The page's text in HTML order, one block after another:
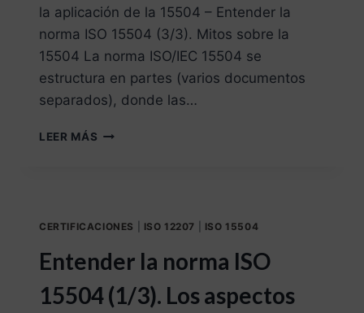
la aplicación de la 15504 – Entender la
norma ISO 15504 (3/3). Mitos sobre la
15504 La norma ISO/IEC 15504 se
estructura en partes (varios documentos
separados), donde las…
LEER MÁS
CERTIFICACIONES ISO 12207 ISO 15504
Entender la norma ISO
15504 (1/3). Los aspectos